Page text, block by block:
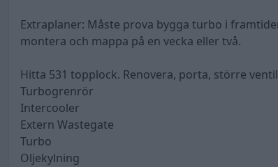
Extraplaner: Måste prova bygga turbo i
montera och mappa på en vecka eller två.
Hitta 531 topplock. Renovera, porta, större
Turbogrenrör
Intercooler
Extern Wastegate
Turbo
Oljekylning